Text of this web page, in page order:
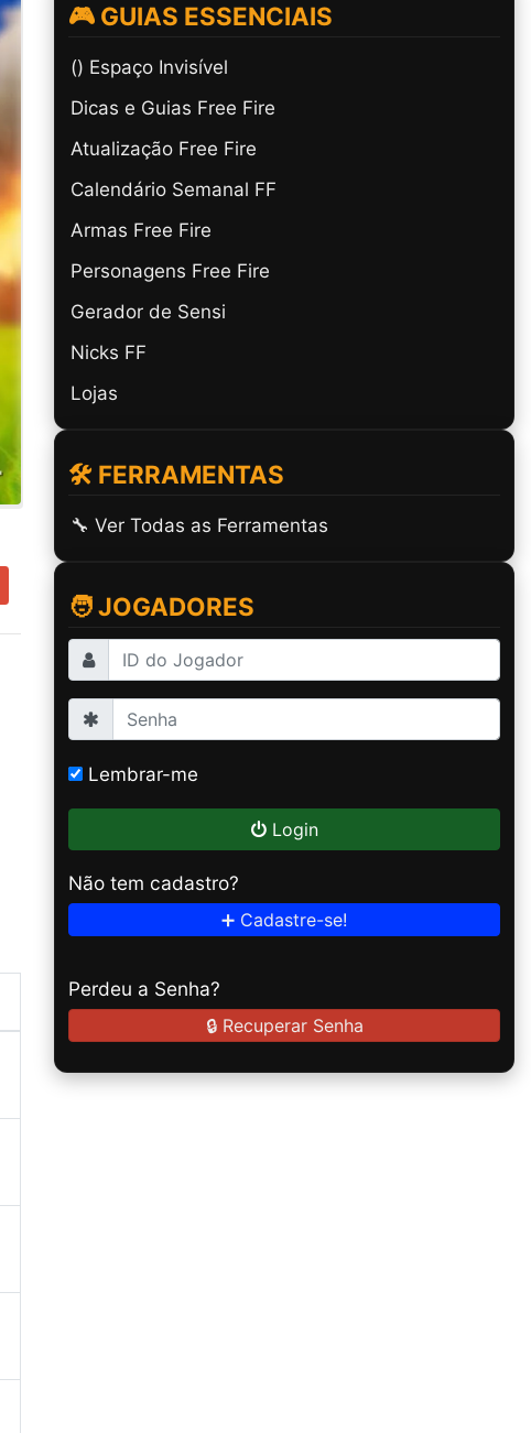
🎮 GUIAS ESSENCIAIS
(ㅤ) Espaço Invisível
Dicas e Guias Free Fire
Atualização Free Fire
Calendário Semanal FF
Armas Free Fire
Personagens Free Fire
Gerador de Sensi
Nicks FF
Lojas
🛠️ FERRAMENTAS
🔧 Ver Todas as Ferramentas
🧑 JOGADORES
Lembrar-me
Login
Não tem cadastro?
➕ Cadastre-se!
Perdeu a Senha?
🔒 Recuperar Senha